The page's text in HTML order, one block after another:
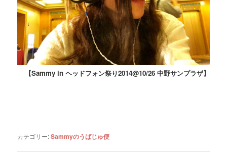
【Sammy in ヘッドフォン祭り2014@10/26 中野サンプラザ】
カテゴリー:Sammyのうばじゅ便